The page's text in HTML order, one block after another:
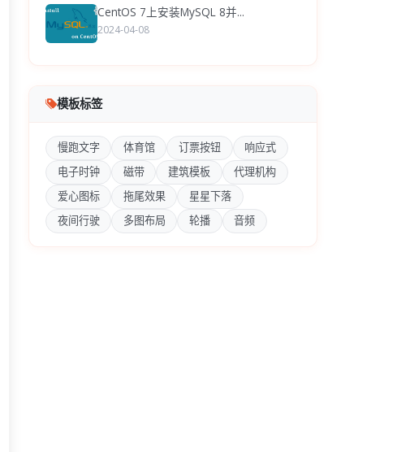
CentOS 7上安装MySQL 8并...
2024-04-08
模板标签
慢跑文字 体育馆 订票按钮
响应式
电子时钟
磁带 建筑模板
代理机构
爱心图标
拖尾效果
星星下落
夜间行驶
多图布局 轮播 音频